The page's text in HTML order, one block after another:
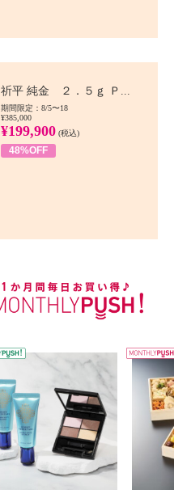
祈平 純金 ２．５ｇ Ｐ...
期間限定：8/5〜18
¥385,000
¥199,900 (税込)
48%OFF
WEEKLY PUSH